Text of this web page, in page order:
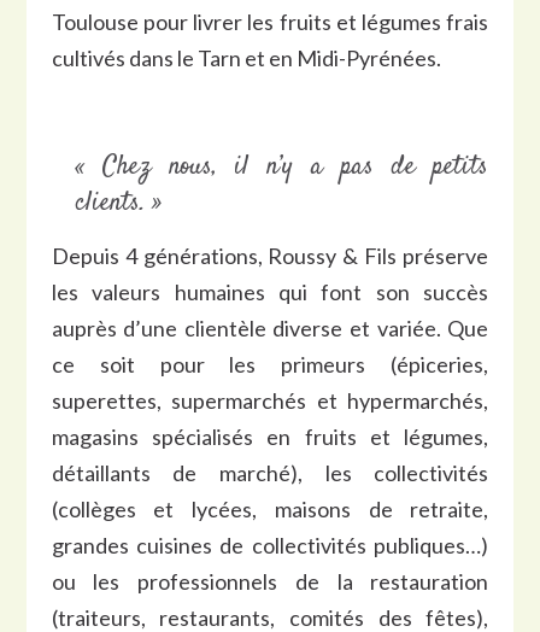
Toulouse pour livrer les fruits et légumes frais
cultivés dans le Tarn et en Midi-Pyrénées.
« Chez nous, il n’y a pas de petits
clients. »
Depuis 4 générations, Roussy & Fils préserve
les valeurs humaines qui font son succès
auprès d’une clientèle diverse et variée. Que
ce soit pour les primeurs (épiceries,
superettes, supermarchés et hypermarchés,
magasins spécialisés en fruits et légumes,
détaillants de marché), les collectivités
(collèges et lycées, maisons de retraite,
grandes cuisines de collectivités publiques…)
ou les professionnels de la restauration
(traiteurs, restaurants, comités des fêtes),